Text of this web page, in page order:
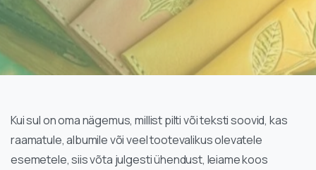
Kui sul on oma nägemus, millist pilti või teksti soovid, kas
raamatule, albumile või veel tootevalikus olevatele
esemetele, siis võta julgesti ühendust, leiame koos